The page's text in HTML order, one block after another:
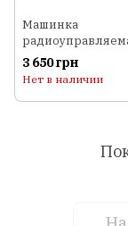
Машинка
Subotech Brave
час (черный)
3 650 грн
Нет в наличии